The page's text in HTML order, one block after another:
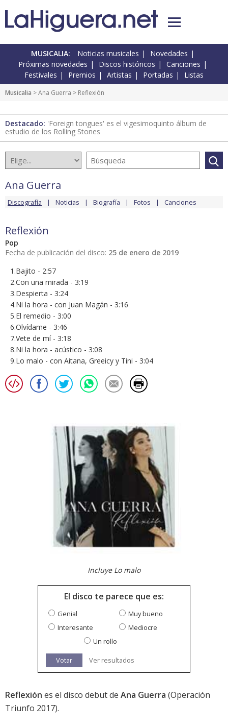
MUSICALIA: Noticias musicales
Novedades
Próximas novedades
Discos históricos
Canciones
Festivales
Premios Artistas Portadas Listas
Musicalia >Ana Guerra > Reflexión
Destacado: 'Foreign tongues' es el vigesimoquinto álbum de
estudio de los Rolling Stones
Ana Guerra
Discografía Noticias Biografía Fotos Canciones
Reflexión
Pop
Fecha de publicación del disco: 25 de enero de 2019
1.Bajito - 2:57
2.Con una mirada - 3:19
3.Despierta - 3:24
4.Ni la hora - con Juan Magán - 3:16
5.El remedio - 3:00
6.Olvídame - 3:46
7.Vete de mí - 3:18
8.Ni la hora - acústico - 3:08
9.Lo malo - con Aitana, Greeicy y Tini - 3:04
Incluye Lo malo
El disco te parece que es:
Genial
Muy bueno
Interesante
Mediocre
Un rollo
Votar Ver resultados
Reflexión es el disco debut de Ana Guerra (Operación
Triunfo 2017).